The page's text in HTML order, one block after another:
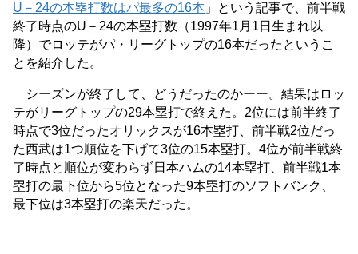
U－24の本塁打数はパ最多の16本 」という記事で、前半戦
終了時点のU－24の本塁打数（1997年1月1日生まれ以
降）でロッテがパ・リーグトップの16本だったというこ
とを紹介した。
シーズンが終了して、どうだったのかーー。結果はロッ
テがリーグトップの29本塁打で終えた。2位には前半終了
時点で3位だったオリックスが16本塁打、前半戦2位だっ
た西武は1つ順位を下げて3位の15本塁打。4位が前半戦終
了時点と順位が変わらず日本ハムの14本塁打、前半戦1本
塁打の最下位から5位となった9本塁打のソフトバンク、
最下位は3本塁打の楽天だった。